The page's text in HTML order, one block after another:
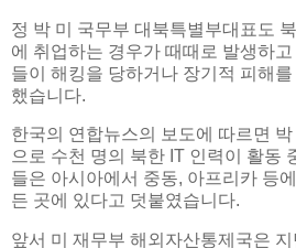
정 박 미 국무부 대북특별부대표도
에 취업하는 경우가 때때로 발생하
들이 해킹을 당하거나 장기적 피해
했습니다.
한국의 연합뉴스의 보도에 따르면
으로 수천 명의 북한 IT 인력이 활동
들은 아시아에서 중동, 아프리카 등
든 곳에 있다고 덧붙였습니다.
앞서 미 재무부 해외자산통제국은 지